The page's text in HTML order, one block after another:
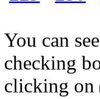
You can
checking
clicking on